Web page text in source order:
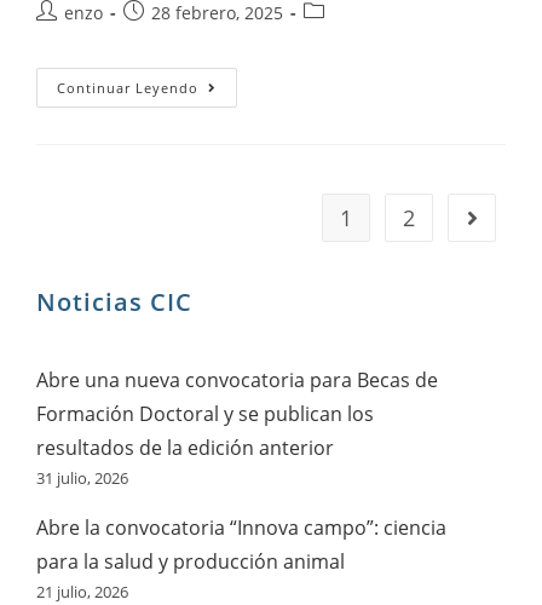
enzo 28 febrero, 2025
Continuar Leyendo
1 2
Noticias CIC
Abre una nueva convocatoria para Becas de
Formación Doctoral y se publican los
resultados de la edición anterior
31 julio, 2026
Abre la convocatoria “Innova campo”: ciencia
para la salud y producción animal
21 julio, 2026